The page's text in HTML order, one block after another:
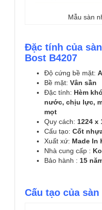
Mẫu sàn
Đặc tính của
Bost B4207
Độ cứng bề mặt:
Bề mặt: Vân sần
Đặc tính: Hèm
nước, chịu lực,
mọt
Quy cách: 1224 x
Cấu tạo: Cốt
Xuất xứ: Made In
Nhà cung cấp :
Bảo hành : 15
Cấu tạo của